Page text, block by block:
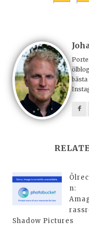
bästa
n:
Shadow Pictures